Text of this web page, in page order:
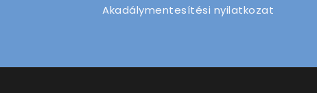
Akadálymentesítési nyilatkozat